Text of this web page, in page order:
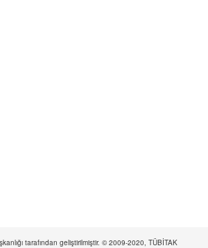
tarafından geliştirilmiştir. © 2009-2020, TÜBİTAK